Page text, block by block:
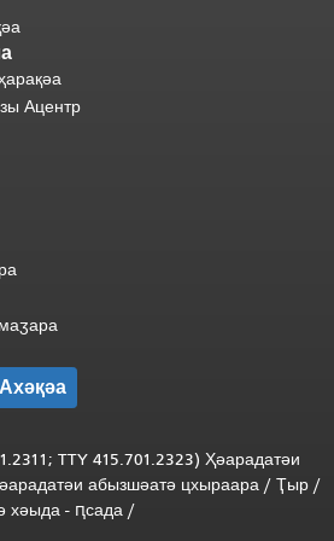
Ацентр
Ахәқәа
TTY 415.701.2323) Ҳәарадатәи
абызшәатә цхыраара / Ҭыр /
хәыда - ԥсада /